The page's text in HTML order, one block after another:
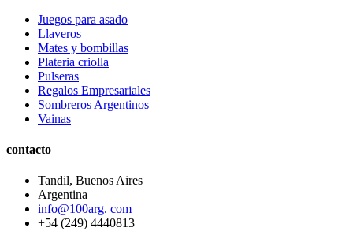
Juegos para asado
Llaveros
Mates y bombillas
Plateria criolla
Pulseras
Regalos Empresariales
Sombreros Argentinos
Vainas
contacto
Tandil, Buenos Aires
Argentina
info@100arg. com
+54 (249) 4440813